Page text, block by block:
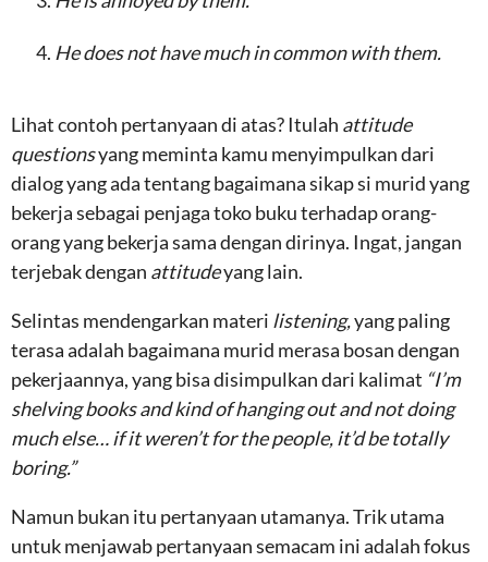
He does not have much in common with them.
Lihat contoh pertanyaan di atas? Itulah attitude
questionsyang meminta kamu menyimpulkan dari
dialog yang ada tentang bagaimana sikap si murid yang
bekerja sebagai penjaga toko buku terhadap orang-
orang yang bekerja sama dengan dirinya. Ingat, jangan
terjebak dengan attitudeyang lain.
Selintas mendengarkan materi listening,yang paling
terasa adalah bagaimana murid merasa bosan dengan
pekerjaannya, yang bisa disimpulkan dari kalimat “I’m
shelving books and kind of hanging out and not doing
much else… if it weren’t for the people, it’d be totally
boring.”
Namun bukan itu pertanyaan utamanya. Trik utama
untuk menjawab pertanyaan semacam ini adalah fokus